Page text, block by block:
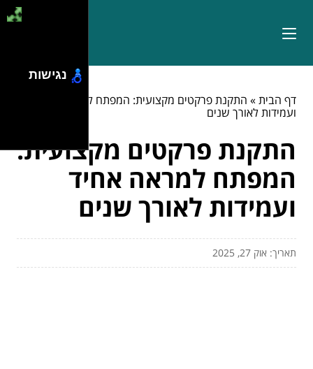
דף הבית» התקנת פרקטים מקצועית: המפתח למראה אחיד
ועמידות לאורך שנים
התקנת פרקטים מקצועית:
המפתח למראה אחיד
ועמידות לאורך שנים
תאריך: אוק 27, 2025
נגישות